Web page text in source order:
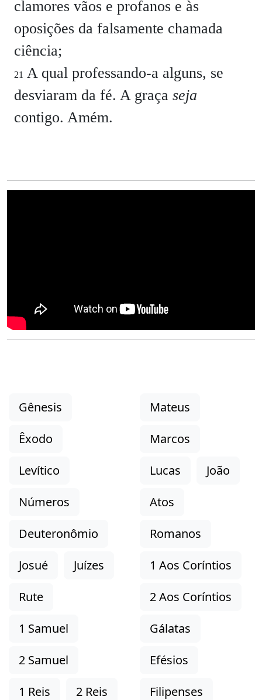
clamores vãos e profanos e às
oposições da falsamente chamada
ciência;
21 A qual professando-a alguns, se
desviaram da fé. A graça seja
contigo. Amém.
Gênesis
Êxodo
Levítico
Números
Deuteronômio
Josué
Juízes
Rute
1 Samuel
2 Samuel
1 Reis
2 Reis
Mateus
Marcos
Lucas
João
Atos
Romanos
1 Aos Coríntios
2 Aos Coríntios
Gálatas
Efésios
Filipenses